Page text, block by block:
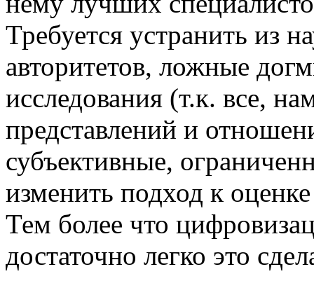
Требуется устранить из
авторитетов, ложные
исследования (т.к. все,
представлений и
субъективные,
изменить подход к
Тем более что
достаточно легко это